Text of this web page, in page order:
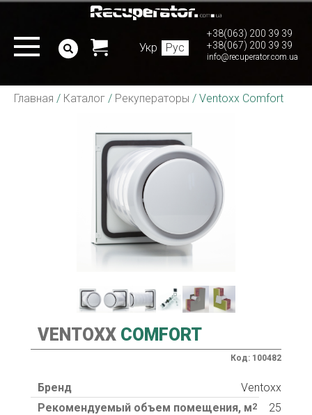
Укр Рус
+38(063) 200 39 39
+38(067) 200 39 39
info@recuperator.com.ua
Главная / Каталог / Рекуператоры / Ventoxx Comfort
VENTOXX COMFORT
Код: 100482
Бренд
Ventoxx
Рекомендуемый объем помещения, м2
25